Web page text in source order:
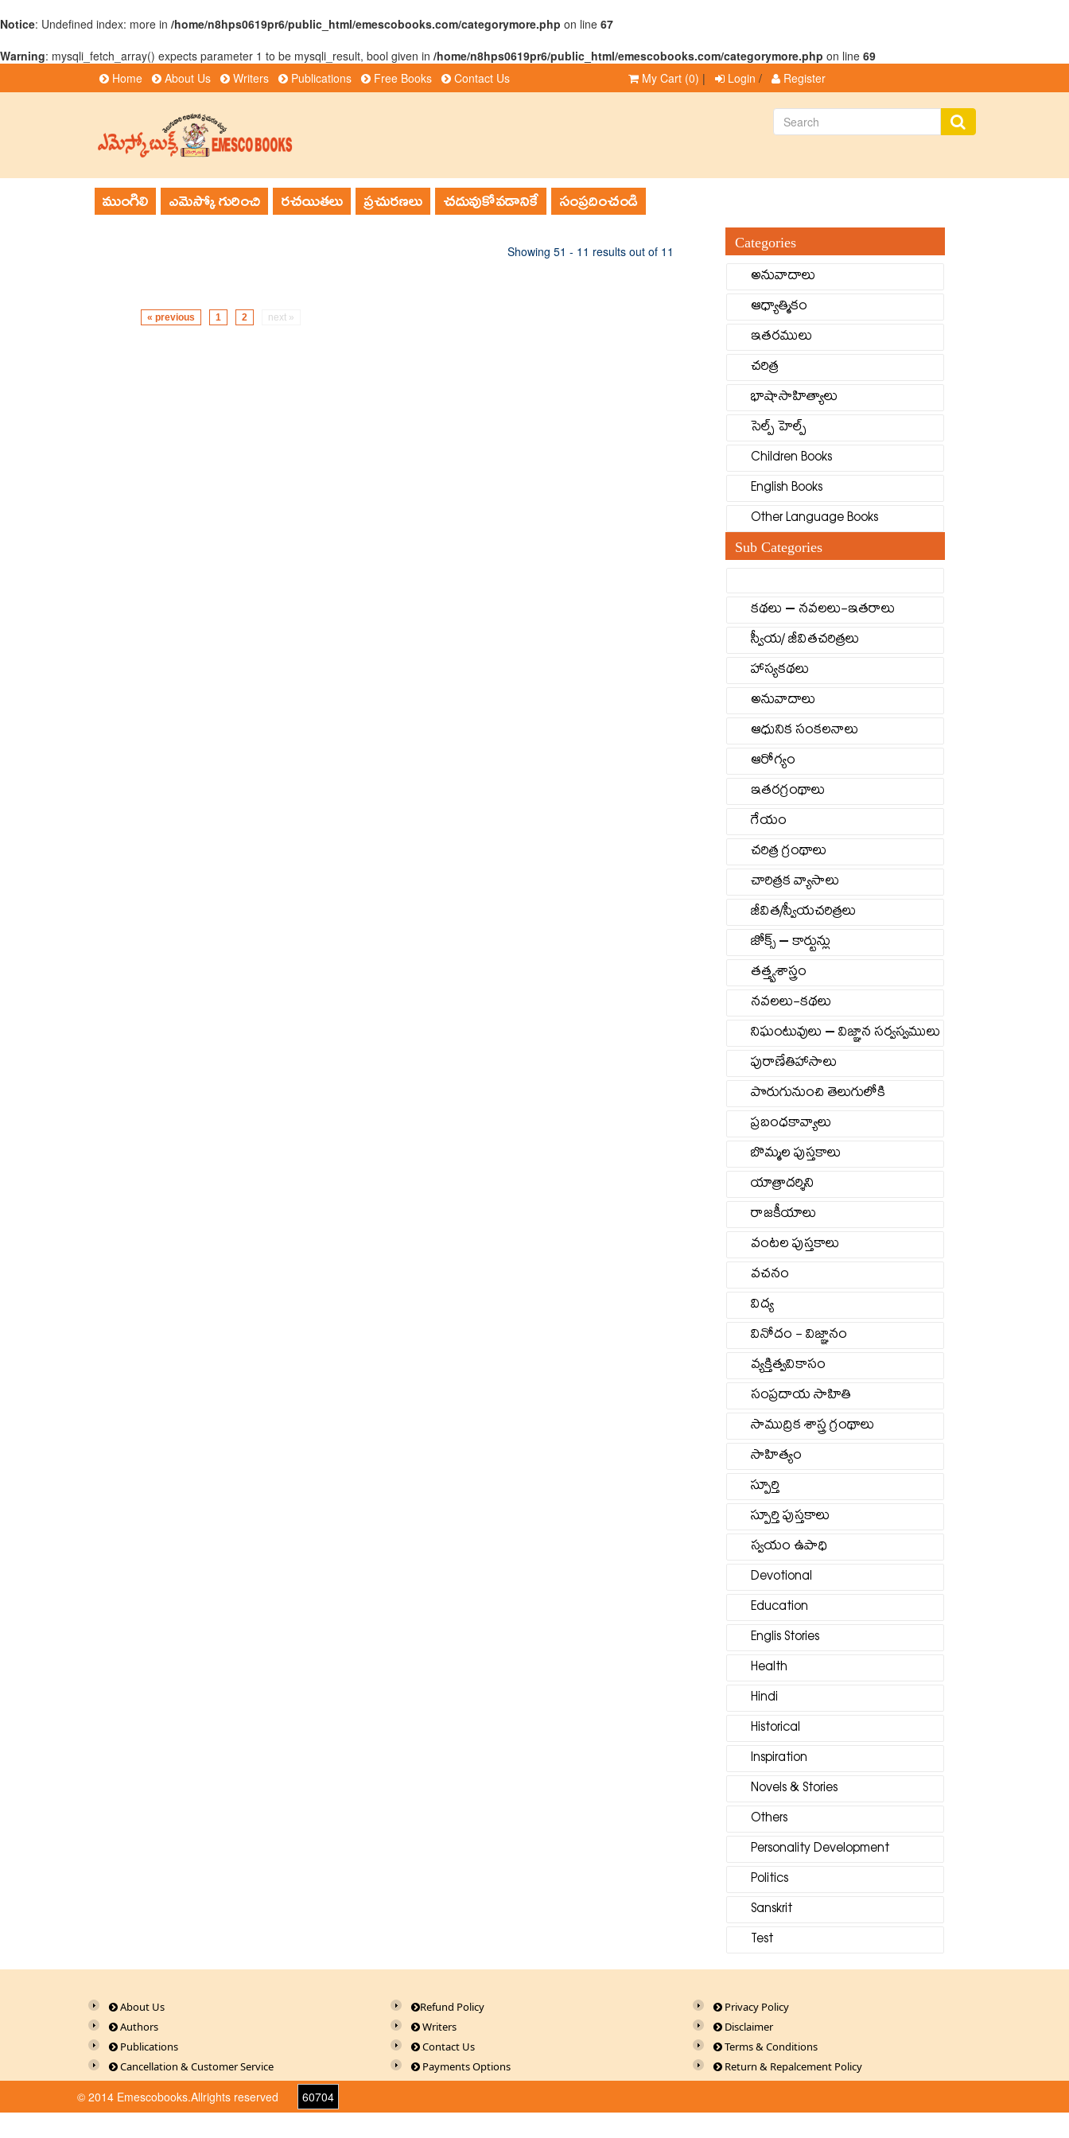
Notice: Undefined index: more in /home/n8hps0619pr6/public_html/emescobooks.com/categorymore.php on line 67
Warning: mysqli_fetch_array() expects parameter 1 to be mysqli_result, bool given in /home/n8hps0619pr6/public_html/emescobooks.com/categorymore.php on line 69
Home
About Us Writers Publications Free Books Contact Us My Cart (0) | Login / Register
ముంగిలి ఎమెస్కో గురించి రచయితలు ప్రచురణలు చదువుకోవడానికే సంప్రదించండి
Showing 51 - 11 results out of 11
« previous 1 2 next »
Categories
అనువాదాలు
ఆధ్యాత్మికం
ఇతరములు
చరిత్ర
భాషాసాహిత్యాలు
సెల్ప్ హెల్ప్
Children Books
English Books
Other Language Books
Sub Categories
కథలు – నవలలు-ఇతరాలు
స్వీయ/ జీవితచరిత్రలు
హాస్యకథలు
అనువాదాలు
ఆధునిక సంకలనాలు
ఆరోగ్యం
ఇతరగ్రంథాలు
గేయం
చరిత్ర గ్రంథాలు
చారిత్రక వ్యాసాలు
జీవిత/స్వీయచరిత్రలు
జోక్స్ – కార్టున్లు
తత్త్వశాస్త్రం
నవలలు-కథలు
నిఘంటువులు – విజ్ఞాన సర్వస్వములు
పురాణేతిహాసాలు
పొరుగునుంచి తెలుగులోకి
ప్రబంధకావ్యాలు
బొమ్మల పుస్తకాలు
యాత్రాదర్శిని
రాజకీయాలు
వంటల పుస్తకాలు
వచనం
విద్య
వినోదం - విజ్ఞానం
వ్యక్తిత్వవికాసం
సంప్రదాయ సాహితి
సాముద్రిక శాస్త్ర గ్రంథాలు
సాహిత్యం
స్పూర్తి
స్పూర్తి పుస్తకాలు
స్వయం ఉపాధి
Devotional
Education
Englis Stories
Health
Hindi
Historical
Inspiration
Novels & Stories
Others
Personality Development
Politics
Sanskrit
Test
About Us
Authors
Publications
Cancellation & Customer Service
Refund Policy
Writers
Contact Us
Payments Options
Privacy Policy
Disclaimer
Terms & Conditions
Return & Repalcement Policy
© 2014 Emescobooks.Allrights reserved
60704